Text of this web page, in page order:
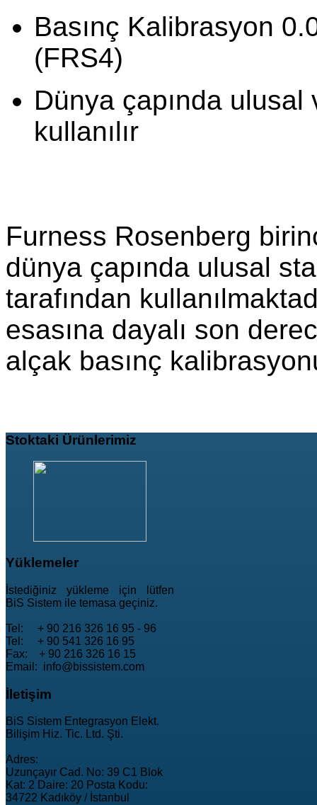
Basınç Kalibrasyon
(FRS4)
Dünya çapında
kullanılır
Furness Rosenberg
dünya çapında ulusal
tarafından
esasına dayalı son
alçak basınç
Stoktaki Ürünlerimiz
Yüklemeler
İstediğiniz yükleme için lütfen
BiS Sistem ile temasa geçiniz.
Tel: + 90 216 326 16 95 - 96
Tel: + 90 541 326 16 95
Fax: + 90 216 326 16 15
Email: info@bissistem.com
İletişim
BiS Sistem Entegrasyon Elekt.
Bilişim Hiz. Tic. Ltd. Şti.
Adres:
Uzunçayır Cad. No: 39 C1 Blok
Kat: 2 Daire: 20 Posta Kodu:
34722 Kadıköy / İstanbul